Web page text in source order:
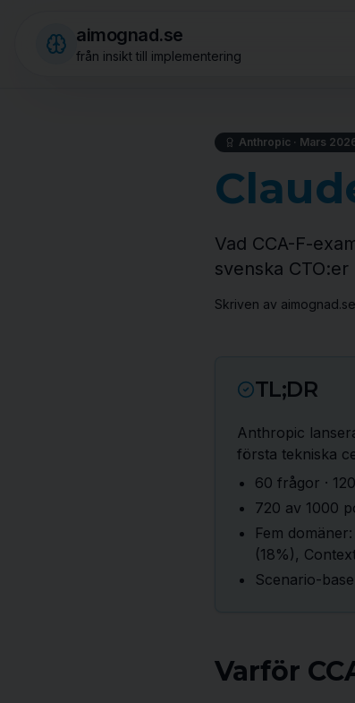
aimognad.se
från insikt till implementering
Anthropic · Mars
Vad CCA-F-
svenska
Skriven av
TL;DR
Anthropic
första tekniska
60 frågor ·
720 av 1000
Fem
(18%),
Scenario-
Varför